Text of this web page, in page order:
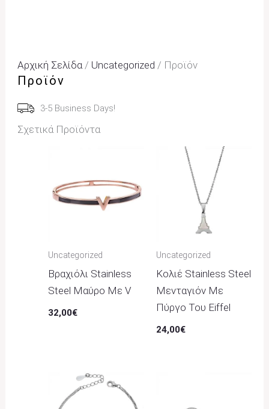
Αρχική Σελίδα / Uncategorized / Προϊόν
Προϊόν
3-5 Business Days!
Σχετικά Προϊόντα
Uncategorized
Βραχιόλι Stainless
Steel Μαύρο Με V
32,00€
Uncategorized
Κολιέ Stainless Steel
Μενταγιόν Με
Πύργο Του Eiffel
24,00€